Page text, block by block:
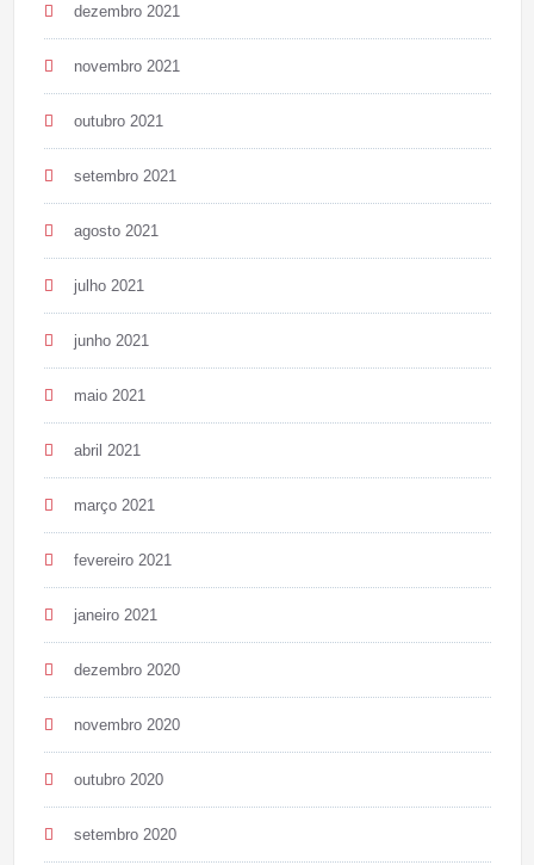
dezembro 2021
novembro 2021
outubro 2021
setembro 2021
agosto 2021
julho 2021
junho 2021
maio 2021
abril 2021
março 2021
fevereiro 2021
janeiro 2021
dezembro 2020
novembro 2020
outubro 2020
setembro 2020